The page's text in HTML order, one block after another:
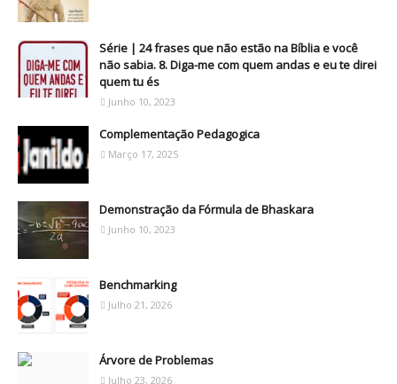
Série | 24 frases que não estão na Bíblia e você
não sabia. 8. Diga-me com quem andas e eu te direi
quem tu és
Junho 10, 2023
Complementação Pedagogica
Março 17, 2025
Demonstração da Fórmula de Bhaskara
Junho 10, 2023
Benchmarking
Julho 21, 2026
Árvore de Problemas
Julho 23, 2026